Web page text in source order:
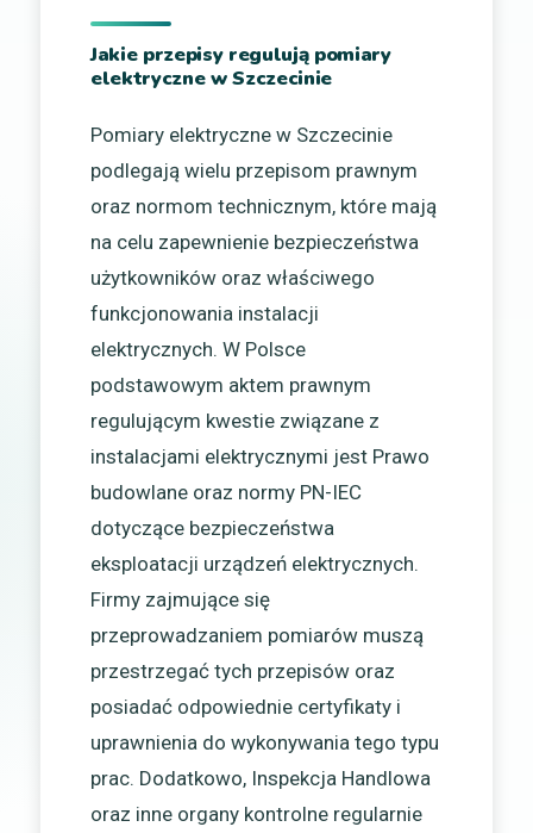
Jakie przepisy regulują pomiary
elektryczne w Szczecinie
Pomiary elektryczne w Szczecinie
podlegają wielu przepisom prawnym
oraz normom technicznym, które mają
na celu zapewnienie bezpieczeństwa
użytkowników oraz właściwego
funkcjonowania instalacji
elektrycznych. W Polsce
podstawowym aktem prawnym
regulującym kwestie związane z
instalacjami elektrycznymi jest Prawo
budowlane oraz normy PN-IEC
dotyczące bezpieczeństwa
eksploatacji urządzeń elektrycznych.
Firmy zajmujące się
przeprowadzaniem pomiarów muszą
przestrzegać tych przepisów oraz
posiadać odpowiednie certyfikaty i
uprawnienia do wykonywania tego typu
prac. Dodatkowo, Inspekcja Handlowa
oraz inne organy kontrolne regularnie